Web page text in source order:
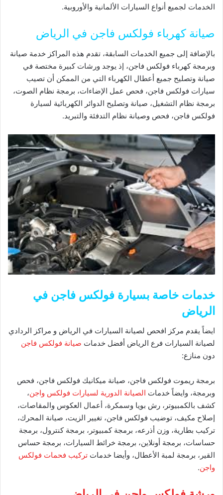
الخدمات لجميع أنواع السيارات الألمانية والأوروبية.
صيانة كهرباء فولكس فاجن في الرياض
بالإضافة إلى جميع الخدمات السابقة، تقدم هذه المراكز خدمة صيانة
وبرمجة كهرباء فولكس فاجن، إذ يوجد ورشات كبيرة مختصة في
صيانة وتصليح جميع أعطال الكهرباء التي من الممكن أن تصيب
سيارات فولكس فاجن، فحص عمل الإضاءات، برمجة نظام الصوت،
برمجة نظام التشغيل، صيانة وتصليح الدوائر الكهربائية لسيارة
فولكس فاجن، فحص وصيانة نظام التدفئة والتبريد.
خدمات خاصة بسيارة فولكس فاجن في
الرياض
ايضاً يقدم مركز افحص لصيانة السيارات في الرياض و مراكز الردادي
لصيانة السيارات فرع الرياض أفضل خدمات صيانة فولكس فاجن
دون منازع:
برمجة ريموت فولكس فاجن، صيانة ميكانيك فولكس فاجن، فحص
وبرمجة، وايضاً خدمات الصيانة الدورية لسيارات فولكس واجن،
كشف بالكمبيوتر، رش بويا وسمكرة، أعمال العكوس والمقاصات،
إصلاح مكيف، توضيب فولكس فاجن، تغيير الزيت، صيانة المحرك،
تركيب بطارية، وزن أذرعه، برمجة كمبيوتر، برمجة كنترول، برمجة
حساسات، برمجة أونلاين، برمجة خرائط السيارات، برمجة حساس
القير، برمجة لمبة الأعطال، وأيضا خدمات تركيب فحمات فولكس
واجن.